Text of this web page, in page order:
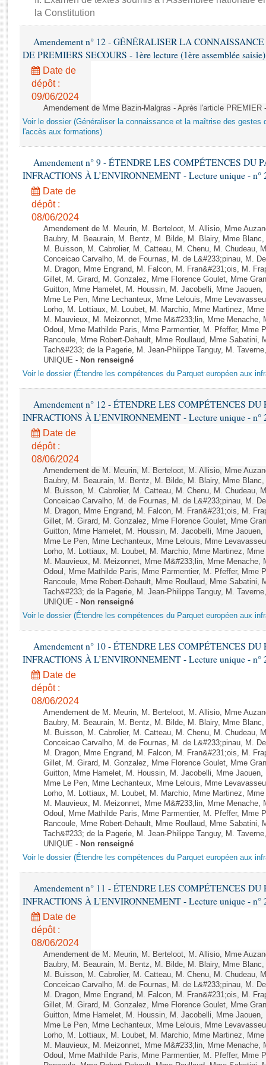
Rapports d'enquête
Rapports législatifs
Baromètre de l’application des lois
Dossiers législatifs
Budget et sécurité sociale
Questions écrites et orales
Comptes rendus des débats
la Constitution
Amendement n° 12 - GÉNÉRALISER LA
DE PREMIERS SECOURS - 1ère lecture (1ère assemblée
Date de
dépôt :
09/06/2024
Amendement de Mme Bazin-Malgras - Après l'article PREMIER
Voir le dossier (Généraliser la connaissance et la maîtrise des gestes
l'accès aux formations)
Amendement n° 9 - ÉTENDRE LES COMPÉTENCES DU
INFRACTIONS À L’ENVIRONNEMENT - Lecture unique - n°
Date de
dépôt :
08/06/2024
Amendement de M. Meurin, M. Berteloot, M. Allisio, Mme
Baubry, M. Beaurain, M. Bentz, M. Bilde, M. Blairy, Mme
M. Buisson, M. Cabrolier, M. Catteau, M. Chenu, M. Chudeau,
Conceicao Carvalho, M. de Fournas, M. de L&#233;pinau, M.
M. Dragon, Mme Engrand, M. Falcon, M. Fran&#231;ois, M.
Gillet, M. Girard, M. Gonzalez, Mme Florence Goulet, Mme
Guitton, Mme Hamelet, M. Houssin, M. Jacobelli, Mme
Mme Le Pen, Mme Lechanteux, Mme Lelouis, Mme
Lorho, M. Lottiaux, M. Loubet, M. Marchio, Mme Martinez,
M. Mauvieux, M. Meizonnet, Mme M&#233;lin, Mme Menache,
Odoul, Mme Mathilde Paris, Mme Parmentier, M. Pfeffer, Mme
Rancoule, Mme Robert-Dehault, Mme Roullaud, Mme
Tach&#233; de la Pagerie, M. Jean-Philippe Tanguy, M.
UNIQUE - Non renseigné
Voir le dossier (Étendre les compétences du Parquet européen aux
Amendement n° 12 - ÉTENDRE LES COMPÉTENCES
INFRACTIONS À L’ENVIRONNEMENT - Lecture unique - n°
Date de
dépôt :
08/06/2024
Amendement de M. Meurin, M. Berteloot, M. Allisio, Mme
Baubry, M. Beaurain, M. Bentz, M. Bilde, M. Blairy, Mme
M. Buisson, M. Cabrolier, M. Catteau, M. Chenu, M. Chudeau,
Conceicao Carvalho, M. de Fournas, M. de L&#233;pinau, M.
M. Dragon, Mme Engrand, M. Falcon, M. Fran&#231;ois, M.
Gillet, M. Girard, M. Gonzalez, Mme Florence Goulet, Mme
Guitton, Mme Hamelet, M. Houssin, M. Jacobelli, Mme
Mme Le Pen, Mme Lechanteux, Mme Lelouis, Mme
Lorho, M. Lottiaux, M. Loubet, M. Marchio, Mme Martinez,
M. Mauvieux, M. Meizonnet, Mme M&#233;lin, Mme Menache,
Odoul, Mme Mathilde Paris, Mme Parmentier, M. Pfeffer, Mme
Rancoule, Mme Robert-Dehault, Mme Roullaud, Mme
Tach&#233; de la Pagerie, M. Jean-Philippe Tanguy, M.
UNIQUE - Non renseigné
Voir le dossier (Étendre les compétences du Parquet européen aux
Amendement n° 10 - ÉTENDRE LES COMPÉTENCES
INFRACTIONS À L’ENVIRONNEMENT - Lecture unique - n°
Date de
dépôt :
08/06/2024
Amendement de M. Meurin, M. Berteloot, M. Allisio, Mme
Baubry, M. Beaurain, M. Bentz, M. Bilde, M. Blairy, Mme
M. Buisson, M. Cabrolier, M. Catteau, M. Chenu, M. Chudeau,
Conceicao Carvalho, M. de Fournas, M. de L&#233;pinau, M.
M. Dragon, Mme Engrand, M. Falcon, M. Fran&#231;ois, M.
Gillet, M. Girard, M. Gonzalez, Mme Florence Goulet, Mme
Guitton, Mme Hamelet, M. Houssin, M. Jacobelli, Mme
Mme Le Pen, Mme Lechanteux, Mme Lelouis, Mme
Lorho, M. Lottiaux, M. Loubet, M. Marchio, Mme Martinez,
M. Mauvieux, M. Meizonnet, Mme M&#233;lin, Mme Menache,
Odoul, Mme Mathilde Paris, Mme Parmentier, M. Pfeffer, Mme
Rancoule, Mme Robert-Dehault, Mme Roullaud, Mme
Tach&#233; de la Pagerie, M. Jean-Philippe Tanguy, M.
UNIQUE - Non renseigné
Voir le dossier (Étendre les compétences du Parquet européen aux
Amendement n° 11 - ÉTENDRE LES COMPÉTENCES
INFRACTIONS À L’ENVIRONNEMENT - Lecture unique - n°
Date de
dépôt :
08/06/2024
Amendement de M. Meurin, M. Berteloot, M. Allisio, Mme
Baubry, M. Beaurain, M. Bentz, M. Bilde, M. Blairy, Mme
M. Buisson, M. Cabrolier, M. Catteau, M. Chenu, M. Chudeau,
Conceicao Carvalho, M. de Fournas, M. de L&#233;pinau, M.
M. Dragon, Mme Engrand, M. Falcon, M. Fran&#231;ois, M.
Gillet, M. Girard, M. Gonzalez, Mme Florence Goulet, Mme
Guitton, Mme Hamelet, M. Houssin, M. Jacobelli, Mme
Mme Le Pen, Mme Lechanteux, Mme Lelouis, Mme
Lorho, M. Lottiaux, M. Loubet, M. Marchio, Mme Martinez,
M. Mauvieux, M. Meizonnet, Mme M&#233;lin, Mme Menache,
Odoul, Mme Mathilde Paris, Mme Parmentier, M. Pfeffer, Mme